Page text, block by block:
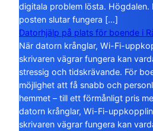
digitala problem lösta. Högdalen.
posten slutar fungera […]
Datorhjälp på plats för boende i
När datorn krånglar, Wi-Fi-
skrivaren vägrar fungera kan
stressig och tidskrävande. För
möjlighet att få snabb och
hemmet – till ett förmånligt pris
datorn krånglar, Wi-Fi-
skrivaren vägrar fungera kan